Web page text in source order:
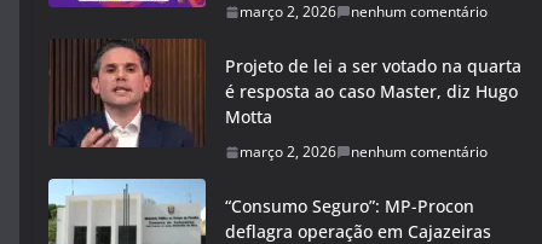
março 2, 2026 nenhum comentário
Projeto de lei a ser votado na quarta
é resposta ao caso Master, diz Hugo
Motta
março 2, 2026 nenhum comentário
“Consumo Seguro”: MP-Procon
deflagra operação em Cajazeiras